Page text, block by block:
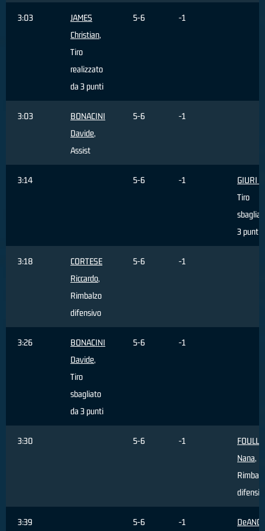
3:03
JAMES
Christian,
Tiro
realizzato
da 3 punti
5-6 -1
3:03
BONACINI
Davide,
Assist
5-6 -1
3:14 5-6 -1
GIURI
Tiro
3 punti
3:18
CORTESE
Riccardo,
Rimbalzo
difensivo
5-6 -1
3:26
BONACINI
Davide,
Tiro
sbagliato
da 3 punti
5-6 -1
3:30 5-6 -1
Nana,
3:39 5-6 -1